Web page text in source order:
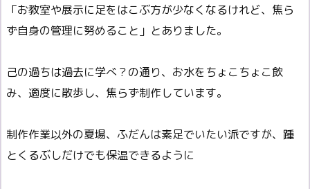
「お教室や展示に足をはこぶ方が少なくなるけれど、焦ら
ず自身の管理に努めること」とありました。
己の過ちは過去に学べ？の通り、お水をちょこちょこ飲
み、適度に散歩し、焦らず制作しています。
制作作業以外の夏場、ふだんは素足でいたい派ですが、踵
とくるぶしだけでも保温できるように